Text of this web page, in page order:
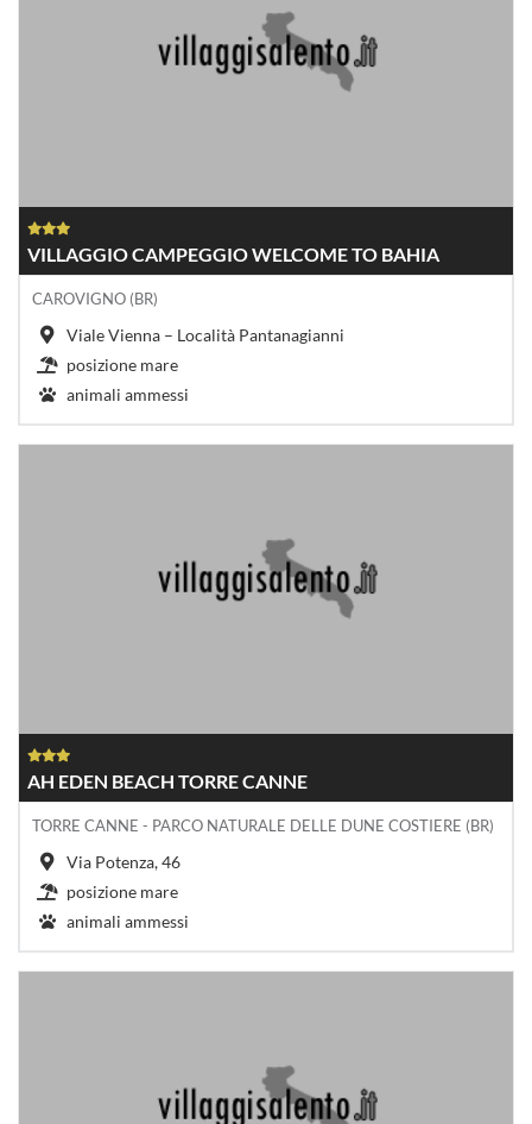
VILLAGGIO CAMPEGGIO WELCOME TO BAHIA
CAROVIGNO (BR)
Viale Vienna – Località Pantanagianni
posizione mare
animali ammessi
AH EDEN BEACH TORRE CANNE
TORRE CANNE - PARCO NATURALE DELLE DUNE COSTIERE (BR)
Via Potenza, 46
posizione mare
animali ammessi